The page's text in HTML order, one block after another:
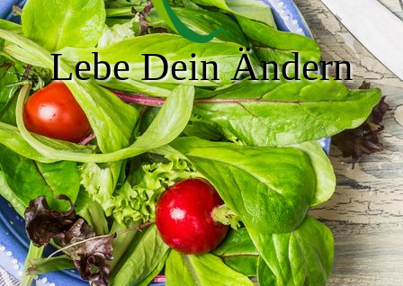
Lebe Dein Ändern